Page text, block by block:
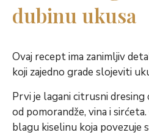
dubinu ukusa
Ovaj recept ima zanimljiv
koji zajedno grade slojeviti
Prvi je lagani citrusni
od pomorandže, vina i
blagu kiselinu koja povezuje